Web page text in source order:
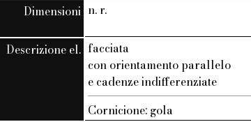
Dimensioni n. r.
Descrizione el. facciata
con orientamento parallelo
e cadenze indifferenziate
Cornicione: gola